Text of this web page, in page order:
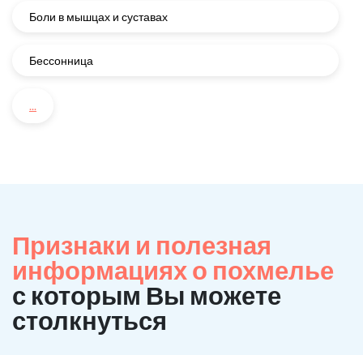
Боли в мышцах и суставах
Бессонница
...
Признаки и полезная
информациях о похмелье
с которым Вы можете
столкнуться